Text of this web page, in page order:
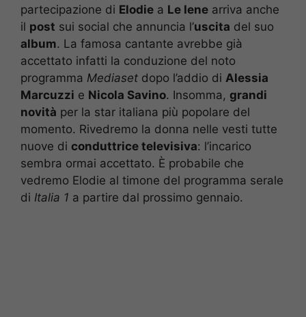
partecipazione di Elodie a Le Iene arriva anche
il post sui social che annuncia l’uscita del suo
album. La famosa cantante avrebbe già
accettato infatti la conduzione del noto
programma Mediaset dopo l’addio di Alessia
Marcuzzi e Nicola Savino. Insomma, grandi
novità per la star italiana più popolare del
momento. Rivedremo la donna nelle vesti tutte
nuove di conduttrice televisiva: l’incarico
sembra ormai accettato. È probabile che
vedremo Elodie al timone del programma serale
di Italia 1 a partire dal prossimo gennaio.